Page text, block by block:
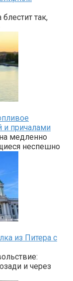
так,
и причалами
медленно
неспешно
из Питера с
и через